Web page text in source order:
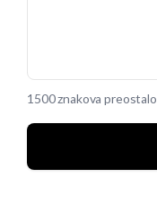
1500 znakova preostalo